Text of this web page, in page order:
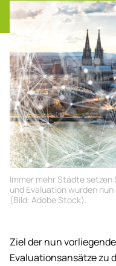
Immer mehr Städte
und Evaluation wurden
(Bild: Adobe Stock).
Ziel der nun
Evaluationsansätze zu